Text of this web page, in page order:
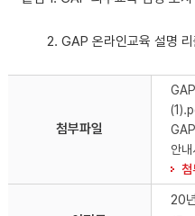
2. GAP 온라인교육 설명 리
첨부파일
안
20